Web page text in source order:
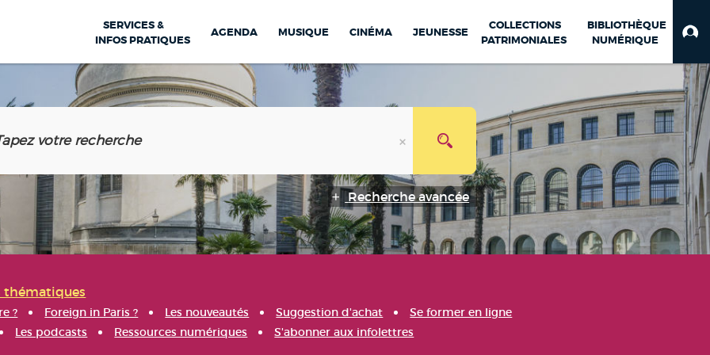
SERVICES &
INFOS PRATIQUES
AGENDA MUSIQUE CINÉMA JEUNESSE
COLLECTIONS
PATRIMONIALES
BIBLIOTHÈQUE
NUMÉRIQUE
Recherche avancée
thématiques
? Foreign in Paris ? Les nouveautés Suggestion d'achat
Se former en ligne
Les podcasts Ressources numériques S'abonner aux infolettres